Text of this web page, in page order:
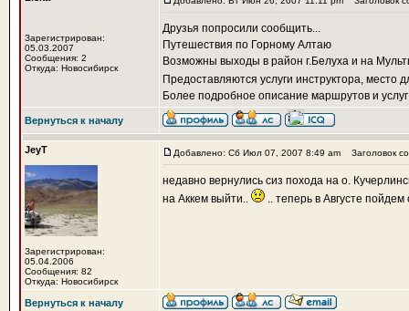
Зарегистрирован:
05.03.2007
Сообщения: 2
Откуда: Новосибирск
Друзья попросили сообщить...
Путешествия по Горному Алтаю
Возможны выходы в район г.Белуха и на
Предоставляются услуги инструктора,
Более подробное описание маршрутов и
Вернуться к началу
JeyT
Зарегистрирован:
05.04.2006
Сообщения: 82
Откуда: Новосибирск
Добавлено: Сб Июл 07, 2007 8:49 am Заголовок
недавно вернулись сиз похода на о.
на Аккем выйти..
.. теперь в Августе
Вернуться к началу